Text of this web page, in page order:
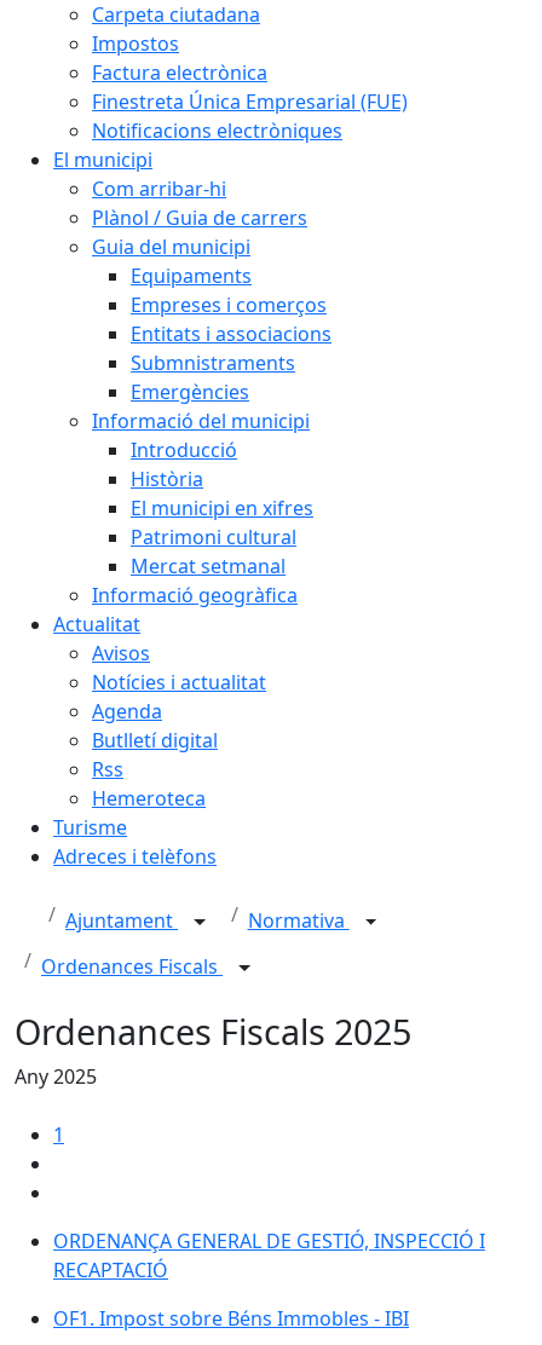
Carpeta ciutadana
Impostos
Factura electrònica
Finestreta Única Empresarial (FUE)
Notificacions electròniques
El municipi
Com arribar-hi
Plànol / Guia de carrers
Guia del municipi
Equipaments
Empreses i comerços
Entitats i associacions
Submnistraments
Emergències
Informació del municipi
Introducció
Història
El municipi en xifres
Patrimoni cultural
Mercat setmanal
Informació geogràfica
Actualitat
Avisos
Notícies i actualitat
Agenda
Butlletí digital
Rss
Hemeroteca
Turisme
Adreces i telèfons
Ajuntament
Normativa
Ordenances Fiscals
Ordenances Fiscals 2025
Any 2025
1
ORDENANÇA GENERAL DE GESTIÓ, INSPECCIÓ I
RECAPTACIÓ
OF1. Impost sobre Béns Immobles - IBI